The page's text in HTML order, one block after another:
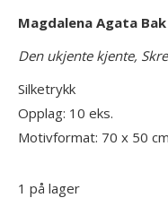
Magdalena Agata Bak
Den ukjente kjente,
Silketrykk
Opplag: 10 eks.
Motivformat: 70 x 50 cm
1 på lager